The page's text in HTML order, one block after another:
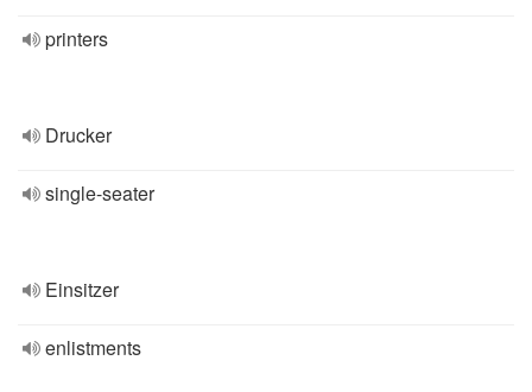
printers
Drucker
single-seater
Einsitzer
enlistments